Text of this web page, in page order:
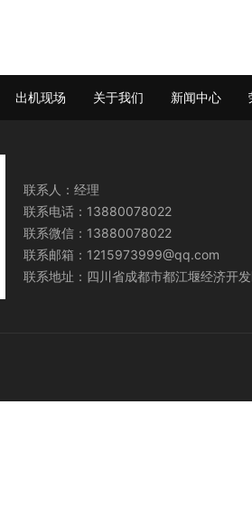
出机现场 关于我们 新闻中心
联系人：经理
联系电话：13880078022
联系微信：13880078022
联系邮箱：1215973999@qq.com
联系地址：四川省成都市都江堰经济开